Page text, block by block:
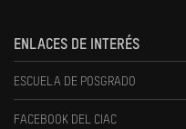
ENLACES DE INTERÉS
ESCUELA DE POSGRADO
FACEBOOK DEL CIAC